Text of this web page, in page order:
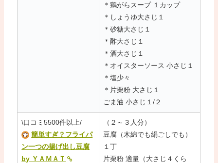
＊鶏がらスープ １カップ
＊しょうゆ大さじ１
＊砂糖大さじ１
＊酢大さじ１
＊酒大さじ１
＊オイスターソース 小さじ１
＊塩少々
＊片栗粉 大さじ１
ごま油 小さじ１/２
\口コミ5500件以上/
簡単すぎ？フライパ
ン一つの揚げ出し豆腐
by ＹＡＭＡＴ
（２～３人分）
豆腐（木綿でも絹ごしでも）
１丁
片栗粉 適量（大さじ４くら